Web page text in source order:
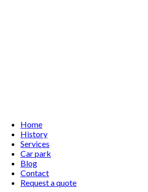
Home
History
Services
Car park
Blog
Contact
Request a quote